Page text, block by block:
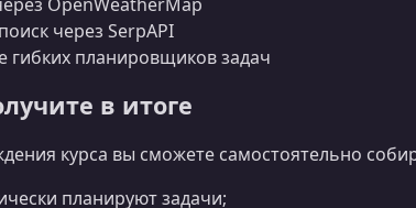
через SerpAPI
гибких планировщиков задач
в итоге
курса вы сможете самостоятельно
планируют задачи;